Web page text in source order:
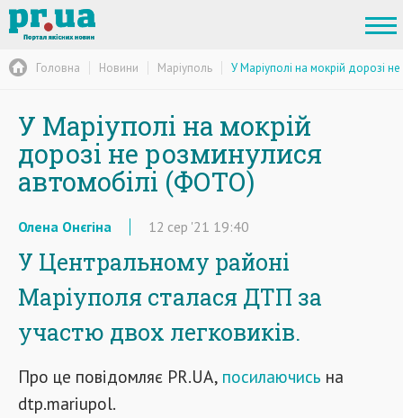
Головна Новини Маріуполь У Маріуполі на мокрій дорозі
У Маріуполі на мокрій
дорозі не розминулися
автомобілі (ФОТО)
Олена Онєгіна 12 сер '21 19:40
У Центральному районі
Маріуполя сталася ДТП за
участю двох легковиків.
Про це повідомляє PR.UA, посилаючись на
dtp.mariupol.